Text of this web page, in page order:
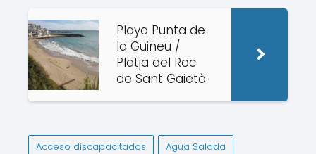
Playa Punta de
la Guineu /
Platja del Roc
de Sant Gaietà
Acceso discapacitados Agua Salada